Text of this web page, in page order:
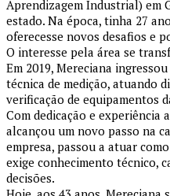
Aprendizagem Industrial) em
estado. Na época, tinha 27
oferecesse novos desafios e
O interesse pela área se
Em 2019, Mereciana
técnica de medição, atuando
verificação de equipamentos
Com dedicação e experiência
alcançou um novo passo na
empresa, passou a atuar
exige conhecimento técnico,
decisões.